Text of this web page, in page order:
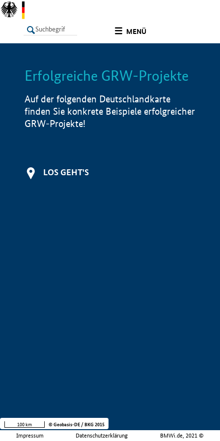
MENÜ
LISTE Info
Erfolgreiche GRW-Projekte
Auf der folgenden Deutschlandkarte
finden Sie konkrete Beispiele erfolgreicher
GRW-Projekte!
LOS GEHT'S
Impressum Datenschutzerklärung BMWi.de, 2021 ©
100 km © Geobasis-DE / BKG 2015